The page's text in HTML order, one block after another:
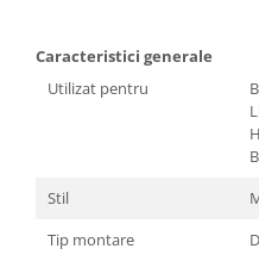
Caracteristici generale
Utilizat pentru
Stil
Tip montare